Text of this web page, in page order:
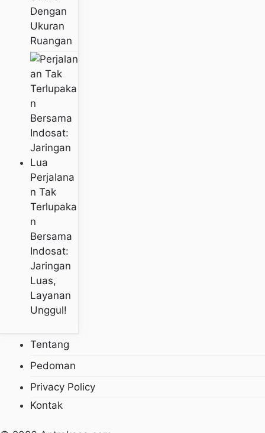
Dengan
Ukuran
Ruangan
Perjalana
N Tak
Terlupaka
N
Bersama
Indosat:
Jaringan
Luas,
Layanan
Unggul!
Tentang
Pedoman
Privacy Policy
Kontak